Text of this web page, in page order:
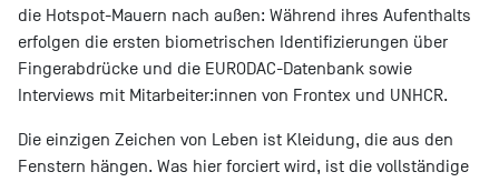
die Hotspot-Mauern nach außen: Während ihres Aufenthalts
erfolgen die ersten biometrischen Identifizierungen über
Fingerabdrücke und die EURODAC-Datenbank sowie
Interviews mit Mitarbeiter:innen von Frontex und UNHCR.
Die einzigen Zeichen von Leben ist Kleidung, die aus den
Fenstern hängen. Was hier forciert wird, ist die vollständige